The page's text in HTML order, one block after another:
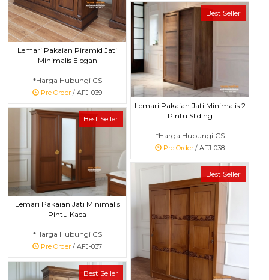
Lemari Pakaian Piramid Jati
Minimalis Elegan
*Harga Hubungi CS
Pre Order / AFJ-039
Best Seller
Lemari Pakaian Jati Minimalis 2
Pintu Sliding
*Harga Hubungi CS
Pre Order / AFJ-038
Best Seller
Lemari Pakaian Jati Minimalis
Pintu Kaca
*Harga Hubungi CS
Pre Order / AFJ-037
Best Seller
Best Seller